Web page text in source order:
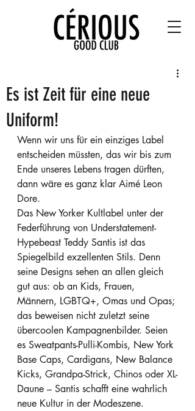
Es ist Zeit für eine neue
Uniform!
Wenn wir uns für ein einziges Label
entscheiden müssten, das wir bis zum
Ende unseres Lebens tragen dürften,
dann wäre es ganz klar Aimé Leon
Dore.
Das New Yorker Kultlabel unter der
Federführung von Understatement-
Hypebeast Teddy Santis ist das
Spiegelbild exzellenten Stils. Denn
seine Designs sehen an allen gleich
gut aus: ob an Kids, Frauen,
Männern, LGBTQ+, Omas und Opas;
das beweisen nicht zuletzt seine
übercoolen Kampagnenbilder. Seien
es Sweatpants-Pulli-Kombis, New York
Base Caps, Cardigans, New Balance
Kicks, Grandpa-Strick, Chinos oder XL-
Daune – Santis schafft eine wahrlich
neue Kultur in der Modeszene.